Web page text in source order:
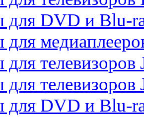
для DVD и Blu-
для
для телевизоров
для телевизоров
для DVD и Blu-